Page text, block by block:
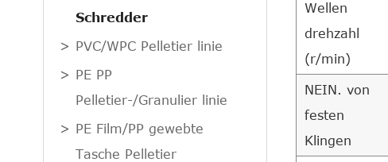
Schredder
PVC/WPC Pelletier linie
PE PP
Pelletier-/Granulier linie
PE Film/PP gewebte
Tasche Pelletier
Wellen
drehzahl
(r/min)
NEIN. von
festen
Klingen